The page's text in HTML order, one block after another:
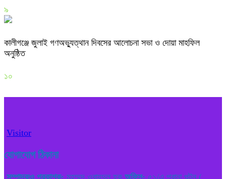
৯
কালীগঞ্জে জুলাই গণঅভ্যুত্থান দিবসের আলোচনা সভা ও দোয়া মাহফিল
অনুষ্ঠিত
১০
Visitor
যোগাযোগ ঠিকানা
সম্পাদকও প্রকাশক: মুহম্মদ ওবায়দুল হক অফিস: ৫১/এ পুরানা পল্টন (